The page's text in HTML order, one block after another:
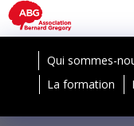
Qui sommes-
La formation